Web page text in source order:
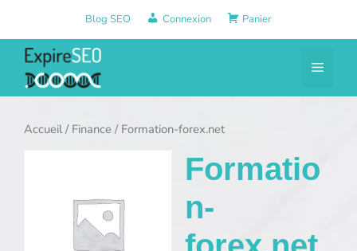
contenu
Blog SEO Connexion Panier
Menu
Accueil/ Finance / Formation-forex.net
Formatio
n-